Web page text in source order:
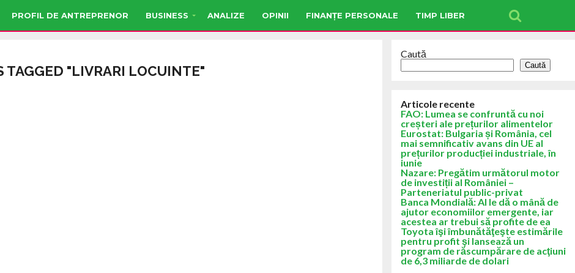
PROFIL DE ANTREPRENOR BUSINESS ANALIZE OPINII FINANȚE PERSONALE TIMP LIBER
TAGGED "LIVRARI LOCUINTE"
Caută
Caută
Articole recente
FAO: Lumea se confruntă cu noi
creșteri ale prețurilor alimentelor
Eurostat: Bulgaria și România, cel
mai semnificativ avans din UE al
prețurilor producției industriale, în
iunie
Nazare: Pregătim următorul motor
de investiții al României –
Parteneriatul public-privat
Banca Mondială: AI le dă o mână de
ajutor economiilor emergente, iar
acestea ar trebui să profite de ea
Toyota îşi îmbunătăţeşte estimările
pentru profit şi lansează un
program de răscumpărare de acţiuni
de 6,3 miliarde de dolari